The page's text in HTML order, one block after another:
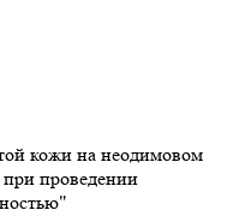
кожи на неодимовом
проведении